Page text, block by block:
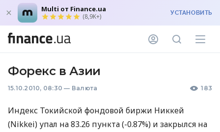
Multi от Finance.ua
(8,9K+) УСТАНОВИТЬ
Форекс в Азии
15.10.2010, 08:30 — Валюта 183
Индекс Токийской фондовой биржи Никкей
(Nikkei) упал на 83.26 пункта (-0.87%) и закрылся на